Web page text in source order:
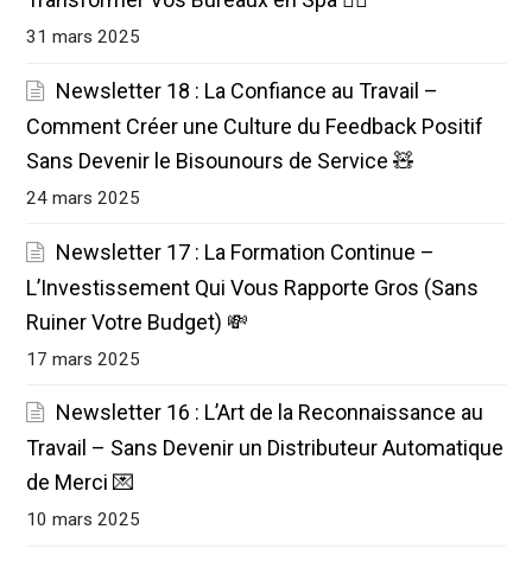
31 mars 2025
Newsletter 18 : La Confiance au Travail –
Comment Créer une Culture du Feedback Positif
Sans Devenir le Bisounours de Service 🧸
24 mars 2025
Newsletter 17 : La Formation Continue –
L’Investissement Qui Vous Rapporte Gros (Sans
Ruiner Votre Budget) 💸
17 mars 2025
Newsletter 16 : L’Art de la Reconnaissance au
Travail – Sans Devenir un Distributeur Automatique
de Merci 💌
10 mars 2025